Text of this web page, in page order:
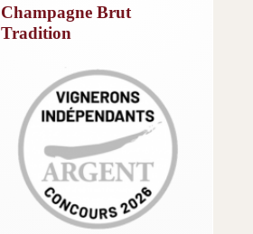
Champagne Brut
Tradition